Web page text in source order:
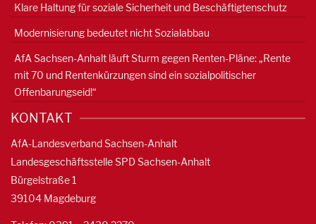
Klare Haltung für soziale Sicherheit und Beschäftigtenschutz
Modernisierung bedeutet nicht Sozialabbau
AfA Sachsen-Anhalt läuft Sturm gegen Renten-Pläne: „Rente
mit 70 und Rentenkürzungen sind ein sozialpolitischer
Offenbarungseid!“
KONTAKT
AfA-Landesverband Sachsen-Anhalt
Landesgeschäftsstelle SPD Sachsen-Anhalt
Bürgelstraße 1
39104 Magdeburg